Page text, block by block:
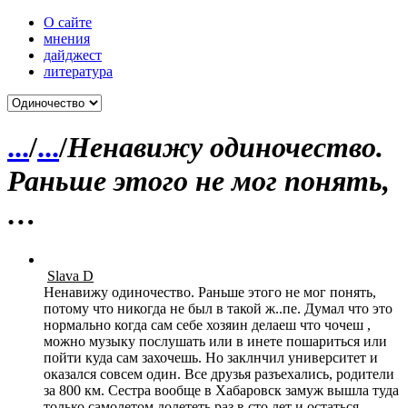
О сайте
мнения
дайджест
литература
.../.../Ненавижу одиночество.
Раньше этого не мог понять,
…
Slava D
Нена­вижу один­очес­тво. Раньше этого не мог понять,
потому что никогда не был в такой ж..пе. Думал что это
норм­ально когда сам себе хозяин делаеш что чочеш ,
можно музыку посл­ушать или в инете поша­риться или
пойти куда сам захо­чешь. Но закл­нчил унив­ерси­тет и
оказ­ался совсем один. Все друзья разъ­ехал­ись, роди­тели
за 800 км. Сестра вообще в Хаба­ровск замуж вышла туда